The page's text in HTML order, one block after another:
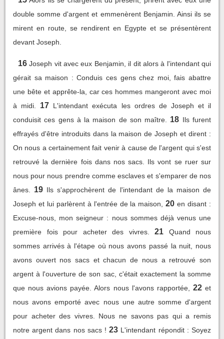
double somme d'argent et emmenèrent Benjamin. Ainsi ils se
mirent en route, se rendirent en Egypte et se présentèrent
devant Joseph.
16 Joseph vit avec eux Benjamin, il dit alors à l'intendant qui
gérait sa maison : Conduis ces gens chez moi, fais abattre
une bête et apprête-la, car ces hommes mangeront avec moi
à midi.
17 L'intendant exécuta les ordres de Joseph et il
conduisit ces gens à la maison de son maître.
18 Ils furent
effrayés d'être introduits dans la maison de Joseph et dirent :
On nous a certainement fait venir à cause de l'argent qui s'est
retrouvé la dernière fois dans nos sacs. Ils vont se ruer sur
nous pour nous prendre comme esclaves et s'emparer de nos
ânes.
19 Ils s'approchèrent de l'intendant de la maison de
Joseph et lui parlèrent à l'entrée de la maison,
20 en disant :
Excuse-nous, mon seigneur : nous sommes déjà venus une
première fois pour acheter des vivres.
21
Quand nous
sommes arrivés à l'étape où nous avons passé la nuit, nous
avons ouvert nos sacs et chacun de nous a retrouvé son
argent à l'ouverture de son sac, c'était exactement la somme
que nous avions payée. Alors nous l'avons rapportée,
22 et
nous avons emporté avec nous une autre somme d'argent
pour acheter des vivres. Nous ne savons pas qui a remis
notre argent dans nos sacs ! 23 L'intendant répondit : Soyez